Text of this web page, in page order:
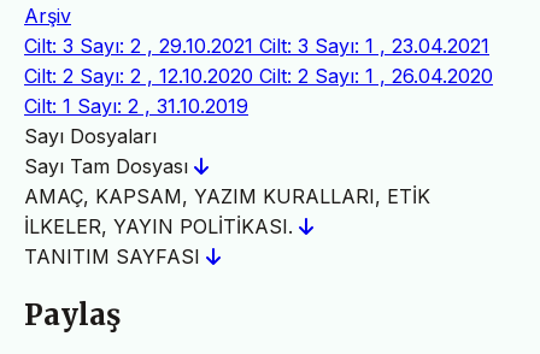
Arşiv
Cilt: 3 Sayı: 2 , 29.10.2021 Cilt: 3 Sayı: 1 , 23.04.2021
Cilt: 2 Sayı: 2 , 12.10.2020 Cilt: 2 Sayı: 1 , 26.04.2020
Cilt: 1 Sayı: 2 , 31.10.2019
Sayı Dosyaları
Sayı Tam Dosyası
AMAÇ, KAPSAM, YAZIM KURALLARI, ETİK
İLKELER, YAYIN POLİTİKASI.
TANITIM SAYFASI
Paylaş